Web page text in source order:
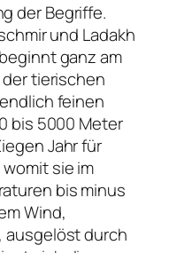
der Begriffe.
und Ladakh
ganz am
tierischen
feinen
bis 5000 Meter
Jahr für
sie im
bis minus
Wind,
ausgelöst durch